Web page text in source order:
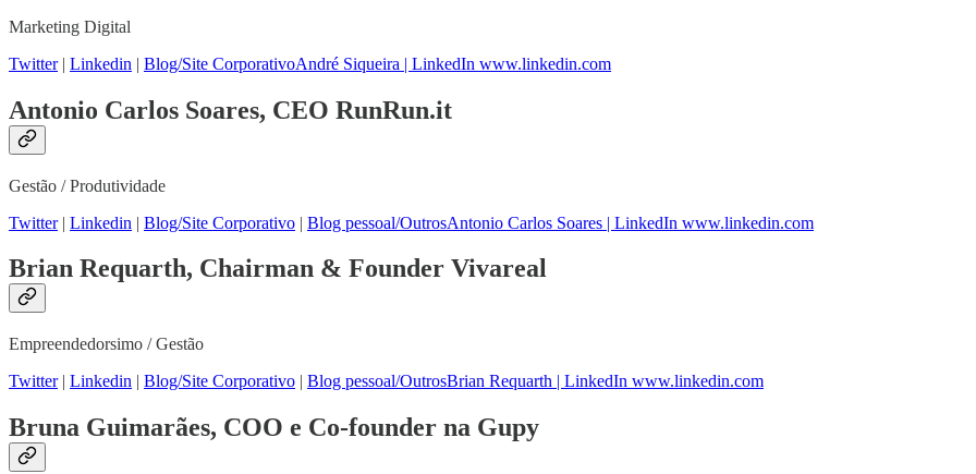
Marketing Digital
Twitter| Linkedin | Blog/Site CorporativoAndré Siqueira | LinkedIn www.linkedin.com
Antonio Carlos Soares, CEO RunRun.it
Gestão / Produtividade
Twitter| Linkedin | Blog/Site Corporativo | Blog pessoal/OutrosAntonio Carlos Soares | LinkedIn www.linkedin.com
Brian Requarth, Chairman & Founder Vivareal
Empreendedorsimo / Gestão
Twitter| Linkedin | Blog/Site Corporativo | Blog pessoal/OutrosBrian Requarth | LinkedIn www.linkedin.com
Bruna Guimarães, COO e Co-founder na Gupy